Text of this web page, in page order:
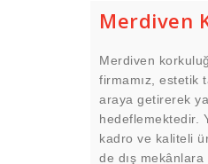
Merdiven
Merdiven
firmamız, estetik
araya getirerek
hedeflemektedir.
kadro ve kaliteli
de dış